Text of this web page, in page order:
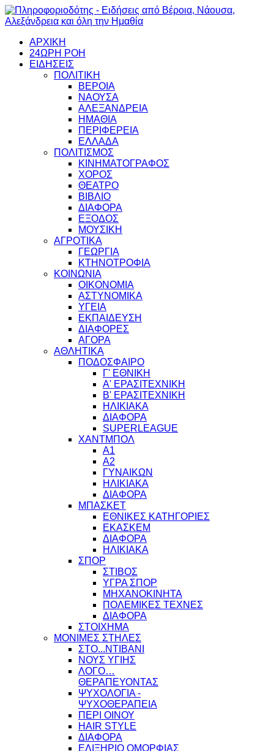
ΑΡΧΙΚΗ
24ΩΡΗ ΡΟΗ
ΕΙΔΗΣΕΙΣ
ΠΟΛΙΤΙΚΗ
ΒΕΡΟΙΑ
ΝΑΟΥΣΑ
ΑΛΕΞΑΝΔΡΕΙΑ
ΗΜΑΘΙΑ
ΠΕΡΙΦΕΡΕΙΑ
ΕΛΛΑΔΑ
ΠΟΛΙΤΙΣΜΟΣ
ΚΙΝΗΜΑΤΟΓΡΑΦΟΣ
ΧΟΡΟΣ
ΘΕΑΤΡΟ
ΒΙΒΛΙΟ
ΔΙΑΦΟΡΑ
ΕΞΟΔΟΣ
ΜΟΥΣΙΚΗ
ΑΓΡΟΤΙΚΑ
ΓΕΩΡΓΙΑ
ΚΤΗΝΟΤΡΟΦΙΑ
ΚΟΙΝΩΝΙΑ
ΟΙΚΟΝΟΜΙΑ
ΑΣΤΥΝΟΜΙΚΑ
ΥΓΕΙΑ
ΕΚΠΑΙΔΕΥΣΗ
ΔΙΑΦΟΡΕΣ
ΑΓΟΡΑ
ΑΘΛΗΤΙΚΑ
ΠΟΔΟΣΦΑΙΡΟ
Γ' ΕΘΝΙΚΗ
Α' ΕΡΑΣΙΤΕΧΝΙΚΗ
Β' ΕΡΑΣΙΤΕΧΝΙΚΗ
ΗΛΙΚΙΑΚΑ
ΔΙΑΦΟΡΑ
SUPERLEAGUE
ΧΑΝΤΜΠΟΛ
Α1
Α2
ΓΥΝΑΙΚΩΝ
ΗΛΙΚΙΑΚΑ
ΔΙΑΦΟΡΑ
ΜΠΑΣΚΕΤ
ΕΘΝΙΚΕΣ ΚΑΤΗΓΟΡΙΕΣ
ΕΚΑΣΚΕΜ
ΔΙΑΦΟΡΑ
ΗΛΙΚΙΑΚΑ
ΣΠΟΡ
ΣΤΙΒΟΣ
ΥΓΡΑ ΣΠΟΡ
ΜΗΧΑΝΟΚΙΝΗΤΑ
ΠΟΛΕΜΙΚΕΣ ΤΕΧΝΕΣ
ΔΙΑΦΟΡΑ
ΣΤΟΙΧΗΜΑ
ΜΟΝΙΜΕΣ ΣΤΗΛΕΣ
ΣΤΟ...ΝΤΙΒΑΝΙ
ΝΟΥΣ ΥΓΙΗΣ
ΛΟΓΟ…
ΘΕΡΑΠΕΥΟΝΤΑΣ
ΨΥΧΟΛΟΓΙΑ -
ΨΥΧΟΘΕΡΑΠΕΙΑ
ΠΕΡΙ ΟΙΝΟΥ
HAIR STYLE
ΔΙΑΦΟΡΑ
ΕΛΙΞΗΡΙΟ ΟΜΟΡΦΙΑΣ